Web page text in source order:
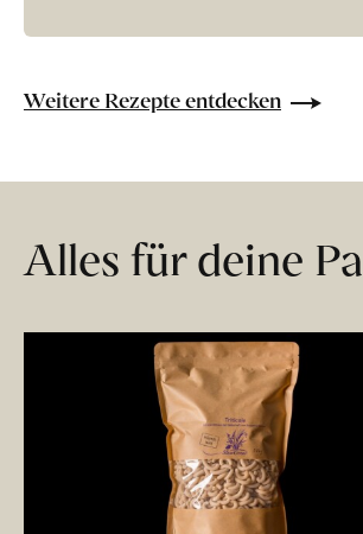
Weitere Rezepte entdecken
Alles für deine